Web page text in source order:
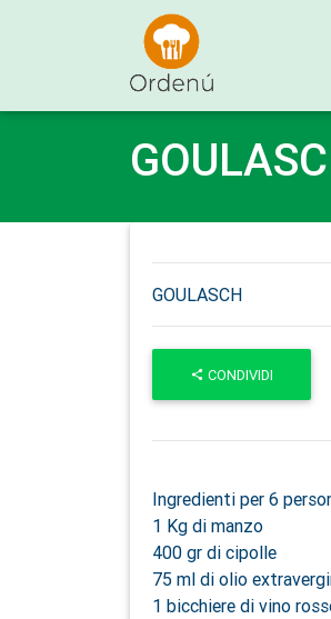
Ordenu
GOULASCH
CONDIVIDI
Ingredienti per 6
1 Kg di manzo
400 gr di cipolle
75 ml di olio
1 bicchiere di vino